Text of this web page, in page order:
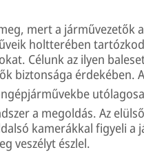
mert a járművezetők
holtterében
Célunk az ilyen
biztonsága érdekében.
a megoldás. Az
kamerákkal figyeli a
veszélyt észlel.